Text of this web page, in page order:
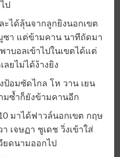
ป
ะได้ลุ้นจากลูกยิงนอกเขต
า แต่ข้ามคาน นาทีถัดมา
าบอลเข้าไปในเขตได้แต่
ยไม่ได้ง้างยิง
ป้อมซัดไกล โห วาน เยน
ซ้ำก็ยังข้ามคานอีก
มาได้ฟาวล์นอกเขต กฤษ
เจษฏา ชูเดช วิ่งเข้าใส่
ยดนามออกไป